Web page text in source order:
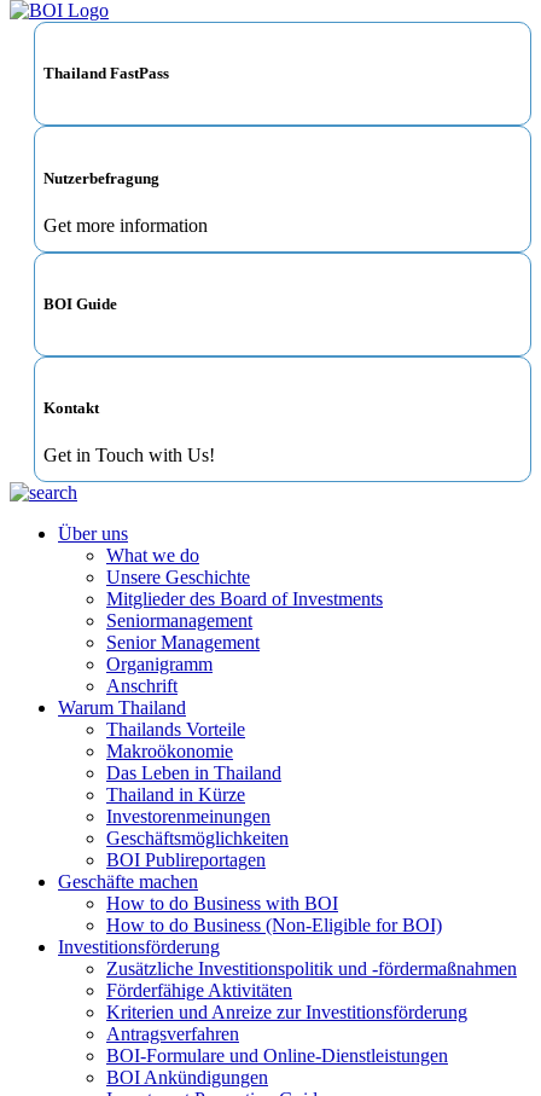
Thailand FastPass
Nutzerbefragung
Get more information
BOI Guide
Kontakt
Get in Touch with Us!
Über uns
What we do
Unsere Geschichte
Mitglieder des Board of Investments
Seniormanagement
Senior Management
Organigramm
Anschrift
Warum Thailand
Thailands Vorteile
Makroökonomie
Das Leben in Thailand
Thailand in Kürze
Investorenmeinungen
Geschäftsmöglichkeiten
BOI Publireportagen
Geschäfte machen
How to do Business with BOI
How to do Business (Non-Eligible for BOI)
Investitionsförderung
Zusätzliche Investitionspolitik und -fördermaßnahmen
Förderfähige Aktivitäten
Kriterien und Anreize zur Investitionsförderung
Antragsverfahren
BOI-Formulare und Online-Dienstleistungen
BOI Ankündigungen